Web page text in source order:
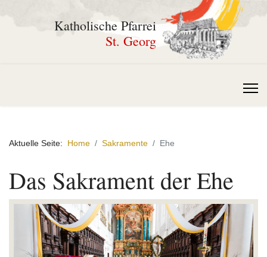
Katholische Pfarrei
St. Georg
Aktuelle Seite: Home Sakramente Ehe
Das Sakrament der Ehe